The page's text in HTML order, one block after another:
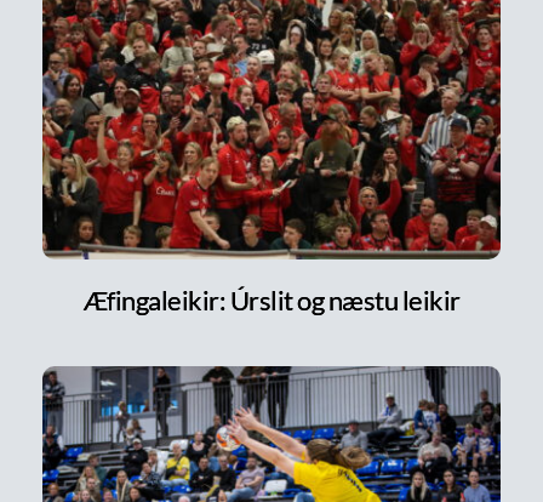
Æfingaleikir: Úrslit og næstu leikir